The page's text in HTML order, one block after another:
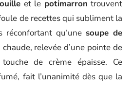
et le potimarron trouvent
de recettes qui subliment la
réconfortant qu’une soupe de
relevée d’une pointe de
de crème épaisse. Ce
fait l’unanimité dès que la